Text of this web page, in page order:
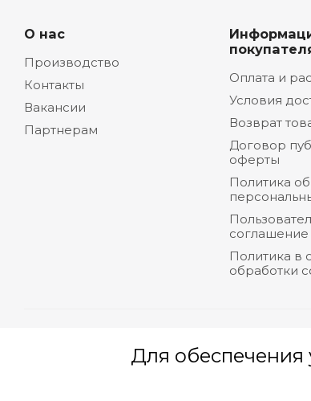
О нас
Производство
Контакты
Вакансии
Партнерам
Оплата и
Условия
Возврат
Договор
оферты
Политика
соглашение
Политика в
обработки
Для обеспечения